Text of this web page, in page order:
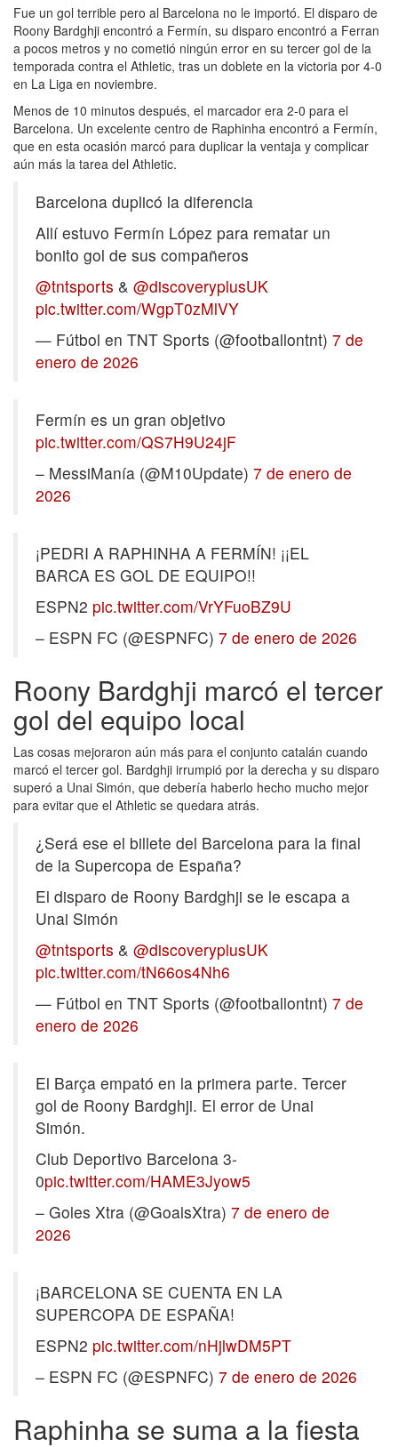
Fue un gol terrible pero al Barcelona no le importó. El disparo de
Roony Bardghji encontró a Fermín, su disparo encontró a Ferran
a pocos metros y no cometió ningún error en su tercer gol de la
temporada contra el Athletic, tras un doblete en la victoria por 4-0
en La Liga en noviembre.
Menos de 10 minutos después, el marcador era 2-0 para el
Barcelona. Un excelente centro de Raphinha encontró a Fermín,
que en esta ocasión marcó para duplicar la ventaja y complicar
aún más la tarea del Athletic.
Barcelona duplicó la diferencia
Allí estuvo Fermín López para rematar un
bonito gol de sus compañeros
@tntsports & @discoveryplusUK
pic.twitter.com/WgpT0zMlVY
— Fútbol en TNT Sports (@footballontnt) 7 de
enero de 2026
Fermín es un gran objetivo
pic.twitter.com/QS7H9U24jF
– MessiManía (@M10Update) 7 de enero de
2026
¡PEDRI A RAPHINHA A FERMÍN! ¡¡EL
BARCA ES GOL DE EQUIPO!!
ESPN2 pic.twitter.com/VrYFuoBZ9U
– ESPN FC (@ESPNFC) 7 de enero de 2026
Roony Bardghji marcó el tercer
gol del equipo local
Las cosas mejoraron aún más para el conjunto catalán cuando
marcó el tercer gol. Bardghji irrumpió por la derecha y su disparo
superó a Unai Simón, que debería haberlo hecho mucho mejor
para evitar que el Athletic se quedara atrás.
¿Será ese el billete del Barcelona para la final
de la Supercopa de España?
El disparo de Roony Bardghji se le escapa a
Unai Simón
@tntsports & @discoveryplusUK
pic.twitter.com/tN66os4Nh6
— Fútbol en TNT Sports (@footballontnt) 7 de
enero de 2026
El Barça empató en la primera parte. Tercer
gol de Roony Bardghji. El error de Unai
Simón.
Club Deportivo Barcelona 3-
0pic.twitter.com/HAME3Jyow5
– Goles Xtra (@GoalsXtra) 7 de enero de
2026
¡BARCELONA SE CUENTA EN LA
SUPERCOPA DE ESPAÑA!
ESPN2 pic.twitter.com/nHjlwDM5PT
– ESPN FC (@ESPNFC) 7 de enero de 2026
Raphinha se suma a la fiesta